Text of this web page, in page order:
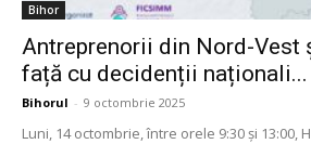
Bihor
Antreprenorii din Nord-Vest
față cu decidenții naționali...
Bihorul - 9 octombrie 2025
Luni, 14 octombrie, între orele 9:30 și 13:00,